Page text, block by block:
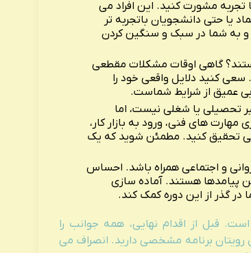
تجربه مشورت کنید. این افراد می
یا حتی دانشجویان باتجربه تر
و به شما در سبک و سنگین کردن
گاهی اوقات مشکلات مقطعی
کنید دلایل واقعی خود را
عمیق از شرایط شماست.
تحصیلی یا شغلی نیست، اما
مهارت های فنی، ورود به بازار کار،
تحقیق کنید. مطمئن شوید که یک
و اجتماعی همراه باشد. احساس
پیامدها هستند. آماده سازی
گذر از این دوره کمک کند.
قبل از اقدام نهایی، همه جوانب را
برنامه مشخصی دارید. انصراف می